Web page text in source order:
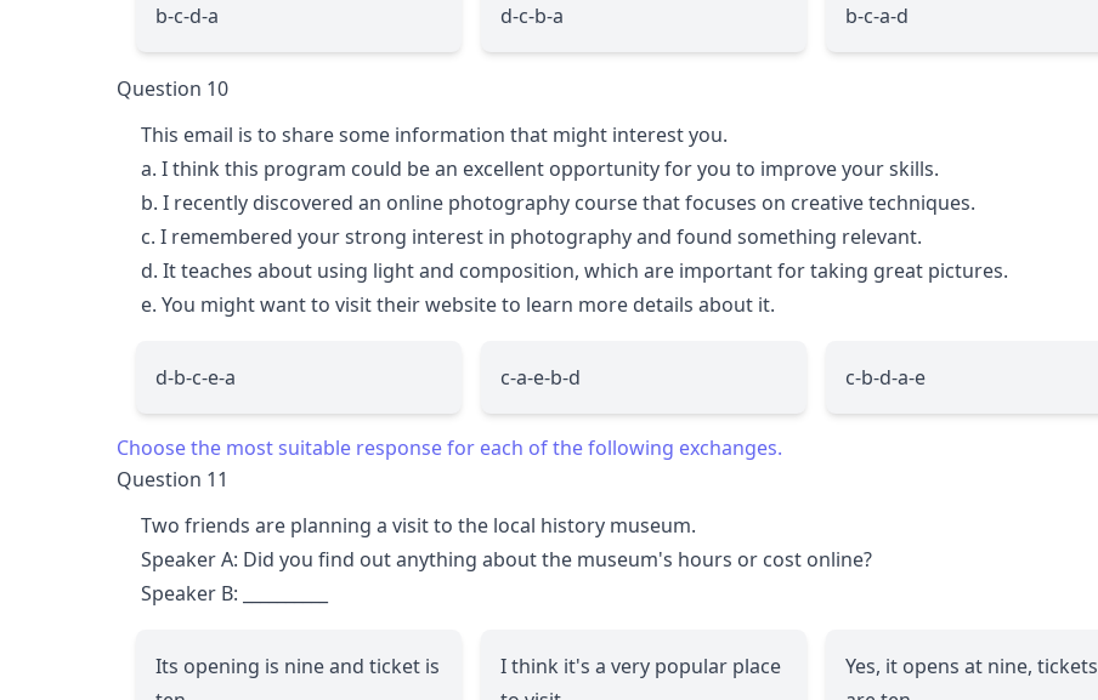
b-c-d-a d-c-b-a b-c-a-d
Question 10
This email is to share some information that might interest you.
a. I think this program could be an excellent opportunity for you to improve your skills.
b. I recently discovered an online photography course that focuses on creative techniques.
c. I remembered your strong interest in photography and found something relevant.
d. It teaches about using light and composition, which are important for taking great pictures.
e. You might want to visit their website to learn more details about it.
d-b-c-e-a c-a-e-b-d c-b-d-a-e
Choose the most suitable response for each of the following exchanges.
Question 11
Two friends are planning a visit to the local history museum.
Speaker A: Did you find out anything about the museum's hours or cost online?
Speaker B:
Its opening is nine and ticket is
I think it's a very popular place
Yes, it opens at nine, tickets